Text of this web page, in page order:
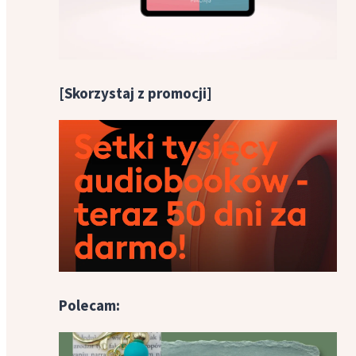
[Skorzystaj z promocji]
Polecam: